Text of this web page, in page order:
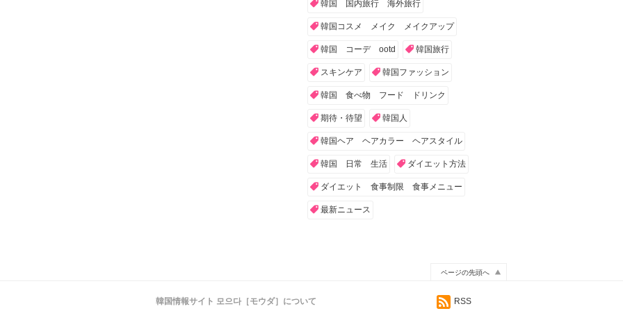
韓国 国内旅行 海外旅行
韓国コスメ メイク メイクアップ
韓国 コーデ ootd 韓国旅行
スキンケア 韓国ファッション
韓国 食べ物 フード ドリンク
期待・待望 韓国人
韓国ヘア ヘアカラー ヘアスタイル
韓国 日常 生活 ダイエット方法
ダイエット 食事制限 食事メニュー
最新ニュース
ページの先頭へ
韓国情報サイト 모으다［モウダ］について RSS